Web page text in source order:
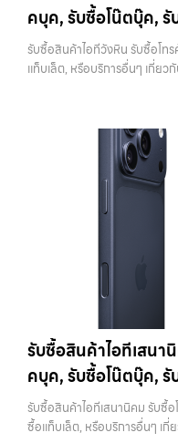
หรือร้านต้องการมากที่สุด เพรา
ช่วยสร้างความมั่นใจให้กับผู้รั
ความกังวลในเรื่องความปลอด
ออก iCloud แล้วเท่านั้น หากท
และได้รับการดูแลมาอย่างดี มั
การทำความสะอาดไม่จำเป็นต้
เช็ดตัวเครื่อง และทำความสะอ
ชาร์จ ก็เพียงพอแล้ว หากเป็น
มาก เครื่องที่ดูดีตั้งแต่ในรูป จะ
5. ตรวจสอบสภาพเครื่องและแ
กำหนดราคา ไม่ว่าจะเป็นรอย
สิ่งที่ควรตรวจสอบ ได้แก่ หน้าจ
ปุ่มต่างๆ กดได้ครบหรือไม่ ลำโ
สำคัญคือแบตเตอรี่ ซึ่งสามาร
เปอร์เซ็นต์ยังอยู่ในระดับสูง จะ
กรณี การเปลี่ยนแบตก่อนขายอ
ดีว่าคุ้มค่าหรือไม่ 6. เช็คราคา
สิ่งที่ช่วยให้คุณไม่เสียเปรียบ หล
ราคามากกว่าที่ควรจะเป็น แนะ
ทั้งร้านรับซื้อและช่องทางออนไล
ราคาตลาดมือสอง: 10,000 บ
บาทราคาตลาดมือสอง:
2019)รุ่น Pro มาพร้อมกล้องส
15,000 บาทiPhone 11 Pro
มือสอง: 17,000 บาทiPhone
ราคาตลาดมือสอง: 19,000 บ
Max:iPhone 11 Pro Max
สอง: 18,000 บาทiPhone 11
ราคาตลาดมือสอง: 20,000 บ
ได้ที่ 15,400 บาทราคาตลาด
mini (ปี 2020)iPhone 12 เป็
เหลี่ยมสไตล์ใหม่ที่กลับมาอีกค
ขึ้นราคารับซื้อ iPhone
คบุค, รับซื้อโน๊ตบุ๊ค, รั
เกี่ยวกับสินค้าไอที กรุ
วงจร
รับซื้อสินค้าไอทีวังหิน รับซื้อโท
แท็บเล็ต, หรือบริการอื่นๆ เกี่ยว
บางแค วัชรพล รามอินทรา รั
แมคบุค, รับซื้อโน๊ตบุ๊ค, รับซื้อแ
กรุงเทพฯ เราพร้อมให้บริการค
โทรศัพท์, รับซื้อแมคบุค, รับซื้อ
กับสินค้าไอที กรุงเทพฯ… รับซื้
ราคาสูง พร้อมจ่ายเงินทันที ป
เว็บไซต์ที่คุณไว้วางใจได้ สำห
iPad, แท็บเล็ต ทุกยี่ห้อ ให้ราค
ลาดพร้าว, รัชดา, บางรัก, แจ้ง
กรุงเทพฯ ใกล้ “ใกล้ ฉัน” ที่สุด
ใหม่ๆ เปลี่ยนรุ่นกันแทบทุกช่วง
ที่ไม่ได้ใช้งานอยู่เฉยๆ เว็บไซต์ข
สามารถเปลี่ยนอุปกรณ์ที่ไม่ใช้แล้
แท็บเล็ต, รับซื้อสินค้าไอทีกรุงเ
โซนเมืองหรือเขตชานเมือง เร
รับซื้อสินค้าไอทีเสน
คบุค, รับซื้อโน๊ตบุ๊ค, รั
เกี่ยวกับสินค้าไอที กรุ
วงจร
รับซื้อสินค้าไอทีเสนานิคม รับซื้
ซื้อแท็บเล็ต, หรือบริการอื่นๆ เกี่